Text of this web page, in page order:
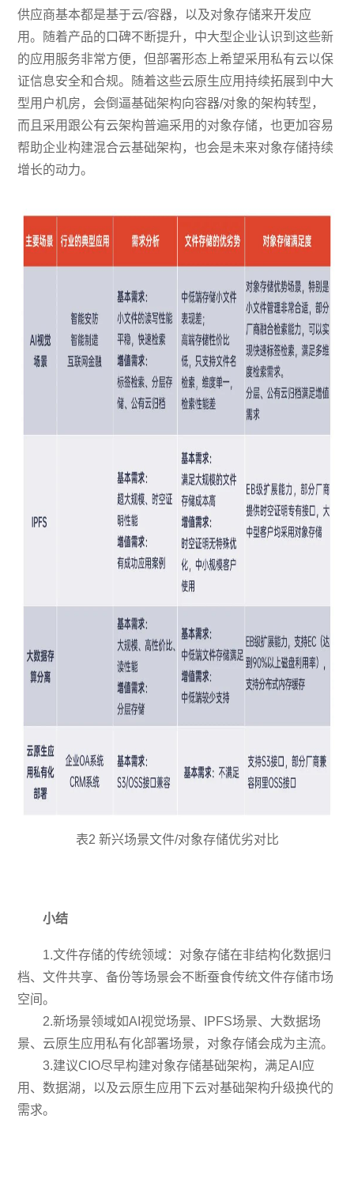
供应商基本都是基于云/容器，以及对象存储来开发应
用。随着产品的口碑不断提升，中大型企业认识到这些新
的应用服务非常方便，但部署形态上希望采用私有云以保
证信息安全和合规。随着这些云原生应用持续拓展到中大
型用户机房，会倒逼基础架构向容器/对象的架构转型，
而且采用跟公有云架构普遍采用的对象存储，也更加容易
帮助企业构建混合云基础架构，也会是未来对象存储持续
增长的动力。
表2 新兴场景文件/对象存储优劣对比
小结
1.文件存储的传统领域：对象存储在非结构化数据归
档、文件共享、备份等场景会不断蚕食传统文件存储市场
空间。
2.新场景领域如AI视觉场景、IPFS场景、大数据场
景、云原生应用私有化部署场景，对象存储会成为主流。
3.建议CIO尽早构建对象存储基础架构，满足AI应
用、数据湖，以及云原生应用下云对基础架构升级换代的
需求。